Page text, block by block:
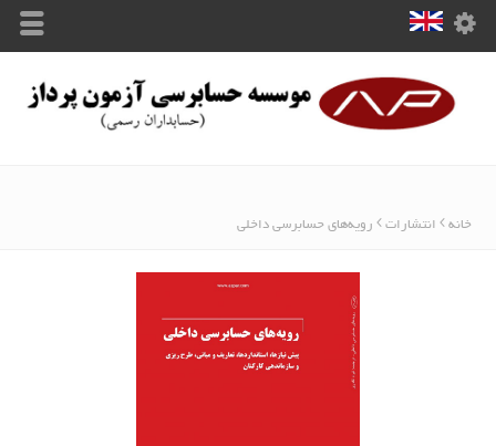
خانه انتشارات رویه‌های حسابرسی داخلی